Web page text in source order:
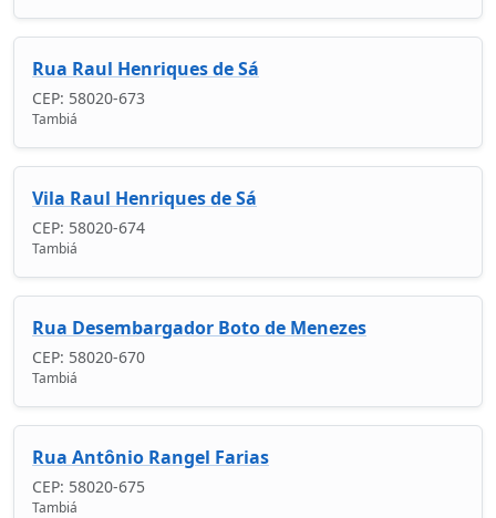
Rua Raul Henriques de Sá
CEP: 58020-673
Tambiá
Vila Raul Henriques de Sá
CEP: 58020-674
Tambiá
Rua Desembargador Boto de Menezes
CEP: 58020-670
Tambiá
Rua Antônio Rangel Farias
CEP: 58020-675
Tambiá